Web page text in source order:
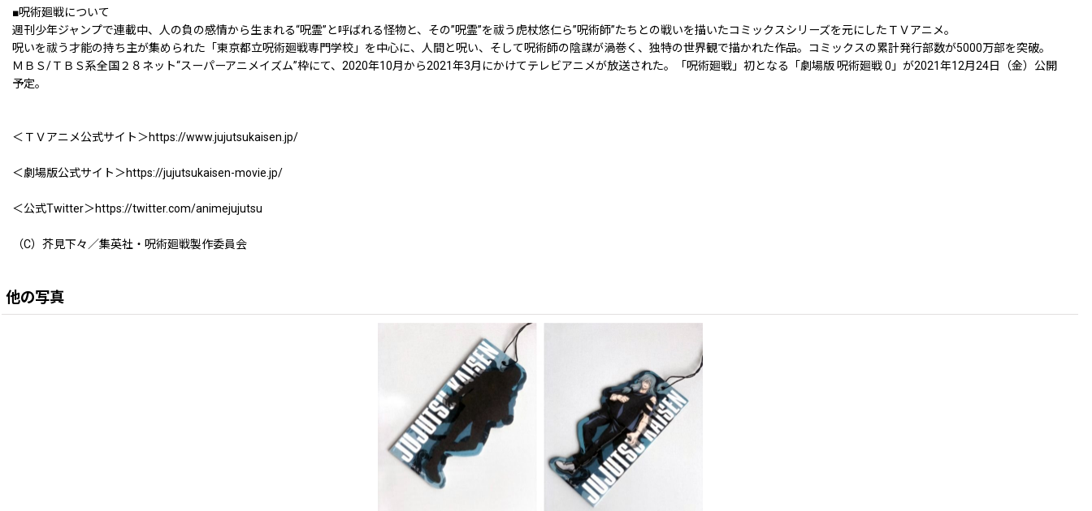
■呪術廻戦について
週刊少年ジャンプで連載中、人の負の感情から生まれる“呪霊”と呼ばれる怪物と、その”呪霊”を祓う虎杖悠仁ら”呪術師”たちとの戦いを描いたコミックスシリーズを元にしたＴＶアニメ。
呪いを祓う才能の持ち主が集められた「東京都立呪術廻戦専門学校」を中心に、人間と呪い、そして呪術師の陰謀が渦巻く、独特の世界観で描かれた作品。コミックスの累計発行部数が5000万部を突破。
ＭＢＳ/ＴＢＳ系全国２８ネット“スーパーアニメイズム”枠にて、2020年10月から2021年3月にかけてテレビアニメが放送された。「呪術廻戦」初となる「劇場版 呪術廻戦 0」が2021年12月24日（金）公開
予定。
＜ＴＶアニメ公式サイト＞https://www.jujutsukaisen.jp/
＜劇場版公式サイト＞https://jujutsukaisen-movie.jp/
＜公式Twitter＞https://twitter.com/animejujutsu
（C）芥見下々／集英社・呪術廻戦製作委員会
他の写真